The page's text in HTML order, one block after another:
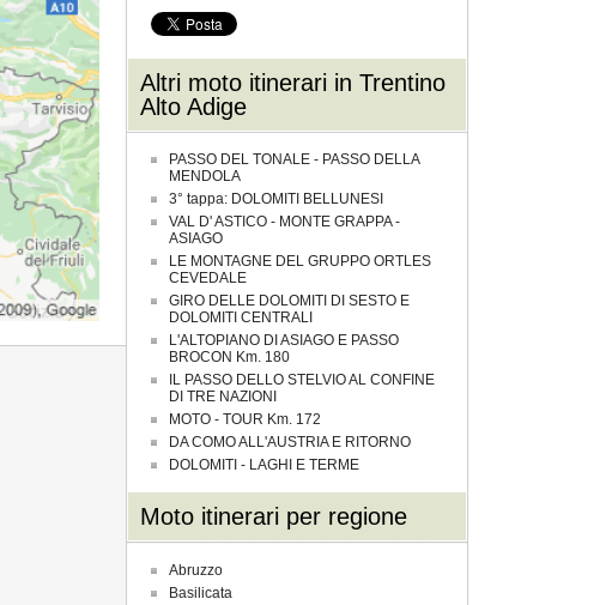
Altri moto itinerari in Trentino
Alto Adige
PASSO DEL TONALE - PASSO DELLA
MENDOLA
3° tappa: DOLOMITI BELLUNESI
VAL D' ASTICO - MONTE GRAPPA -
ASIAGO
LE MONTAGNE DEL GRUPPO ORTLES
CEVEDALE
GIRO DELLE DOLOMITI DI SESTO E
DOLOMITI CENTRALI
L'ALTOPIANO DI ASIAGO E PASSO
BROCON Km. 180
IL PASSO DELLO STELVIO AL CONFINE
DI TRE NAZIONI
MOTO - TOUR Km. 172
DA COMO ALL'AUSTRIA E RITORNO
DOLOMITI - LAGHI E TERME
Moto itinerari per regione
Abruzzo
Basilicata